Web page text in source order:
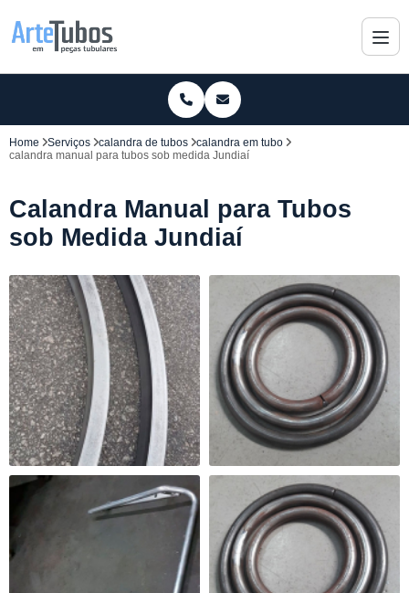
Home Serviços calandra de tubos
calandra em tubo
calandra manual para tubos sob medida Jundiaí
Calandra Manual para Tubos
sob Medida Jundiaí